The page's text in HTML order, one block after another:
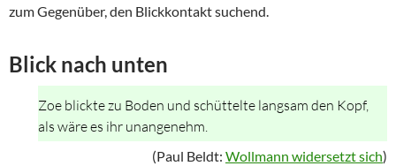
zum Gegenüber, den Blickkontakt suchend.
Blick nach unten
Zoe blickte zu Boden und schüttelte langsam den Kopf,
als wäre es ihr unangenehm.
(Paul Beldt: Wollmann widersetzt sich)